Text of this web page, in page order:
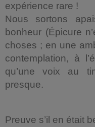
expérience rare !
Nous sortons
bonheur (Épicure
choses ; en une
contemplation, à
qu’une voix au
presque.
Preuve s’il en était